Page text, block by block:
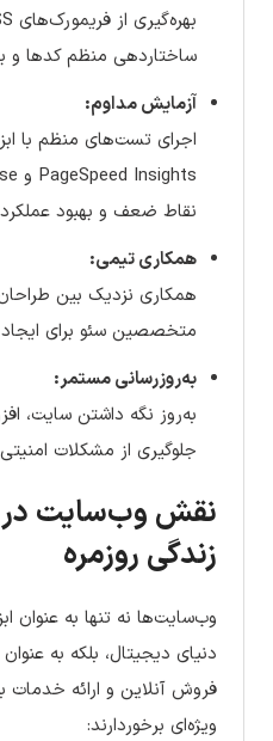
ساختاردهی منظم کدها و
آزمایش مداوم:
نقاط ضعف و بهبود
همکاری تیمی:
همکاری نزدیک بین
متخصصین سئو برای ایجاد
به‌روزرسانی مستمر:
به‌روز نگه داشتن سایت،
جلوگیری از مشکلات
نقش وب‌سایت در
زندگی روزمره
وب‌سایت‌ها نه تنها به عنوان
دنیای دیجیتال، بلکه به
فروش آنلاین و ارائه خدمات
ویژه‌ای برخوردارند: